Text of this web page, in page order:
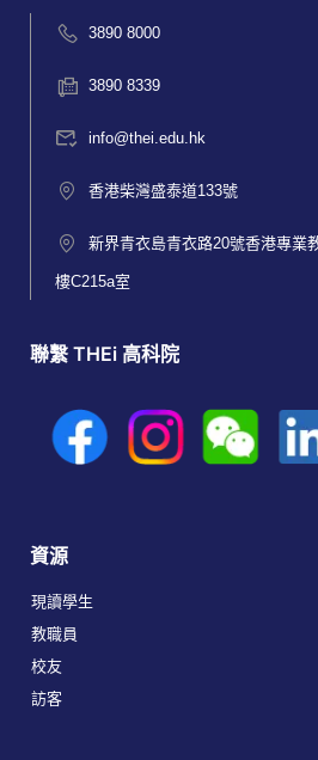
3890 8000
3890 8339
info@thei.edu.hk
香港柴灣盛泰道133號
新界青衣島青衣路20號香港專業
樓C215a室
聯繫 THEi 高科院
資源
現讀學生
教職員
校友
訪客